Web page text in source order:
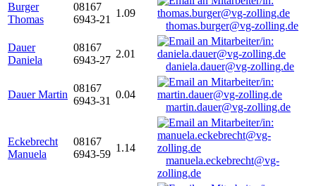
Burger
Thomas
08167
6943-21
1.09
thomas.burger@vg-zolling.de
Dauer
Daniela
08167
6943-27
2.01
daniela.dauer@vg-zolling.de
Dauer Martin
08167
6943-31
0.04
martin.dauer@vg-zolling.de
Eckebrecht
Manuela
08167
6943-59
1.14
manuela.eckebrecht@vg-
zolling.de